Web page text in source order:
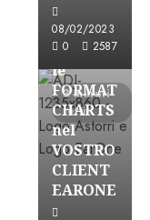
08/02/2023
0
2587
3 minuti
letti
Partnership
le
FORMAT
CHARTS
nel
VOSTRO
CLIENT
EARONE